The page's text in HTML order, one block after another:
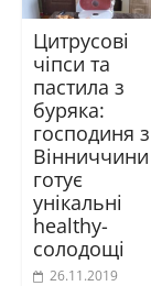
Цитрусові
чіпси та
пастила з
буряка:
господиня з
Вінниччини
готує
унікальні
healthy-
солодощі
26.11.2019